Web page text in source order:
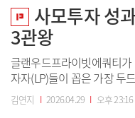
사모투자 성
3관왕
글랜우드프라이빗에쿼티
자자(LP)들이 꼽은 가장 두
아웃 거래는 물론 글로벌 투
시장 내 입지를 공고히 했다
김연지 I 2026.04.29 I 오후 23:16